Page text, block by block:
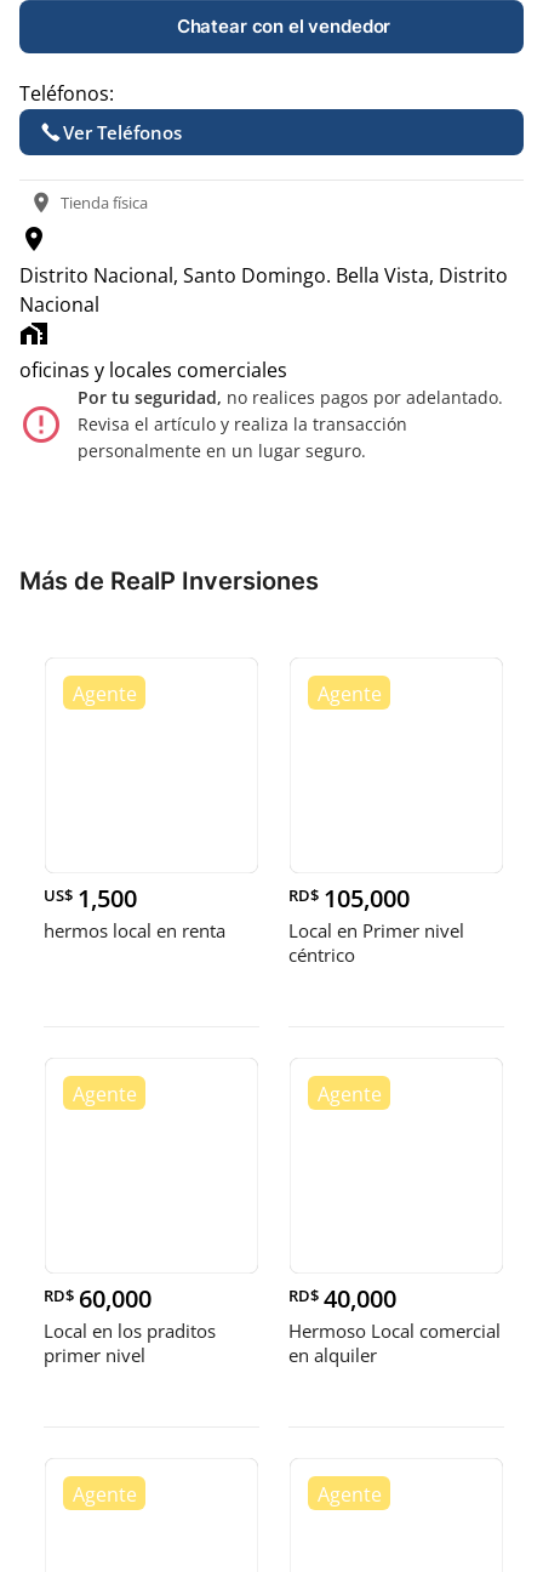
Chatear con el vendedor
Teléfonos:
Ver Teléfonos
location_on Tienda física
location_on
Distrito Nacional, Santo Domingo. Bella Vista, Distrito
Nacional
home_work
oficinas y locales comerciales
error_outline
Por tu seguridad, no realices pagos por adelantado.
Revisa el artículo y realiza la transacción
personalmente en un lugar seguro.
Más de RealP Inversiones
US$ 1,500
hermos local en renta
RD$ 105,000
Local en Primer nivel
céntrico
RD$ 60,000
Local en los praditos
primer nivel
RD$ 40,000
Hermoso Local comercial
en alquiler